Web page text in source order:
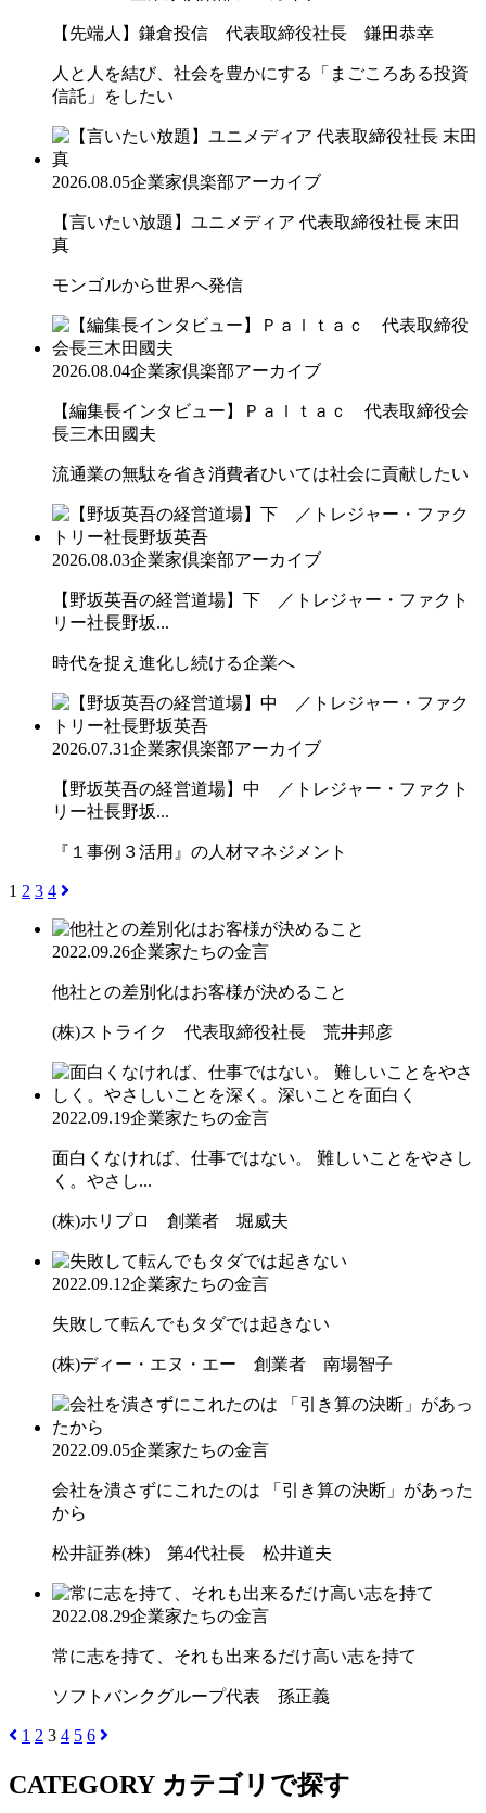
【先端人】鎌倉投信 代表取締役社長 鎌田恭幸
人と人を結び、社会を豊かにする「まごころある投資
信託」をしたい
2026.08.05企業家倶楽部アーカイブ
【言いたい放題】ユニメディア 代表取締役社長 末田
真
モンゴルから世界へ発信
2026.08.04企業家倶楽部アーカイブ
【編集長インタビュー】Ｐａｌｔａｃ 代表取締役会
長三木田國夫
流通業の無駄を省き消費者ひいては社会に貢献したい
2026.08.03企業家倶楽部アーカイブ
【野坂英吾の経営道場】下 ／トレジャー・ファクト
リー社長野坂...
時代を捉え進化し続ける企業へ
2026.07.31企業家倶楽部アーカイブ
【野坂英吾の経営道場】中 ／トレジャー・ファクト
リー社長野坂...
『１事例３活用』の人材マネジメント
1 2 3 4
2022.09.26企業家たちの金言
他社との差別化はお客様が決めること
(株)ストライク 代表取締役社長 荒井邦彦
2022.09.19企業家たちの金言
面白くなければ、仕事ではない。 難しいことをやさし
く。やさし...
(株)ホリプロ 創業者 堀威夫
2022.09.12企業家たちの金言
失敗して転んでもタダでは起きない
(株)ディー・エヌ・エー 創業者 南場智子
2022.09.05企業家たちの金言
会社を潰さずにこれたのは 「引き算の決断」があった
から
松井証券(株) 第4代社長 松井道夫
2022.08.29企業家たちの金言
常に志を持て、それも出来るだけ高い志を持て
ソフトバンクグループ代表 孫正義
1 2 3 4 5 6
CATEGORY カテゴリで探す